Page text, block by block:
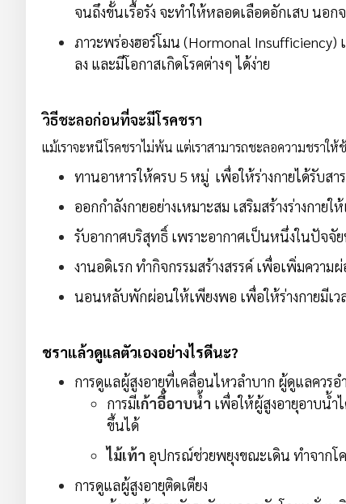
จนถึงขั้นเรื้อรัง จะทำให้หลอดเลือดอักเสบ นอ
ภาวะพร่องฮอร์โมน (Hormonal Insufficiency)
ลง และมีโอกาสเกิดโรคต่างๆ ได้ง่าย
วิธีชะลอก่อนที่จะมีโรคชรา
แม้เราจะหนีโรคชราไม่พ้น แต่เราสามารถชะลอความชราให้
ทานอาหารให้ครบ 5 หมู่ เพื่อให้ร่างกายได้รับส
ออกกำลังกายอย่างเหมาะสม เสริมสร้างร่างกายใ
รับอากาศบริสุทธิ์ เพราะอากาศเป็นหนึ่งในปัจจั
งานอดิเรก ทำกิจกรรมสร้างสรรค์ เพื่อเพิ่มควา
นอนหลับพักผ่อนให้เพียงพอ เพื่อให้ร่างกายมีเว
ชราแล้วดูแลตัวเองอย่างไรดีนะ?
การดูแลผู้สูงอายุที่เคลื่อนไหวลำบาก ผู้ดูแลควร
การมีเก้าอี้อาบน้ำ เพื่อให้ผู้สูงอายุอาบน้ำ
ขึ้นได้
ไม้เท้า อุปกรณ์ช่วยพยุงขณะเดิน ทำจากโ
การดูแลผู้สูงอายุติดเตียง